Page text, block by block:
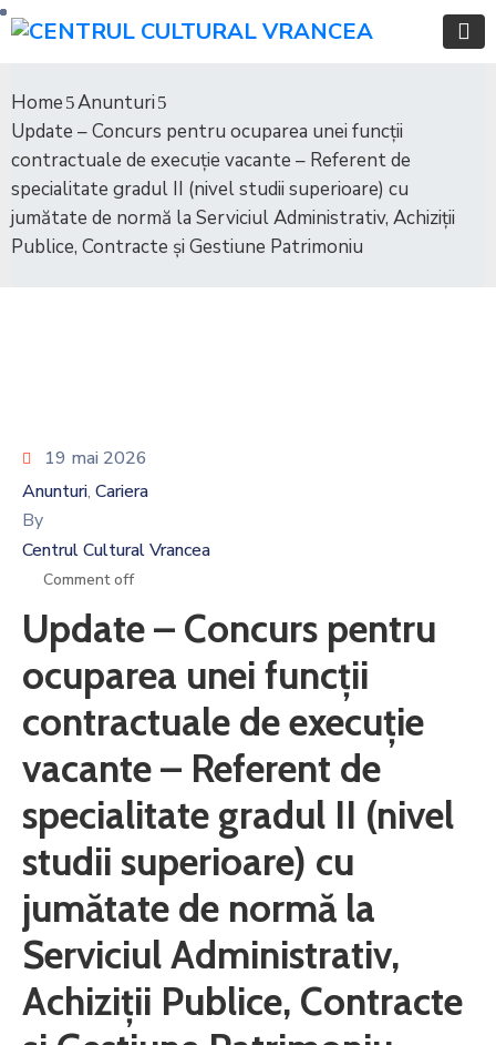
Home
Anunturi
Update – Concurs pentru ocuparea unei funcții
contractuale de execuție vacante – Referent de
specialitate gradul II (nivel studii superioare) cu
jumătate de normă la Serviciul Administrativ, Achiziții
Publice, Contracte și Gestiune Patrimoniu
19 mai 2026
Anunturi‚ Cariera
By
Centrul Cultural Vrancea
Comment off
Update – Concurs pentru
ocuparea unei funcții
contractuale de execuție
vacante – Referent de
specialitate gradul II (nivel
studii superioare) cu
jumătate de normă la
Serviciul Administrativ,
Achiziții Publice, Contracte